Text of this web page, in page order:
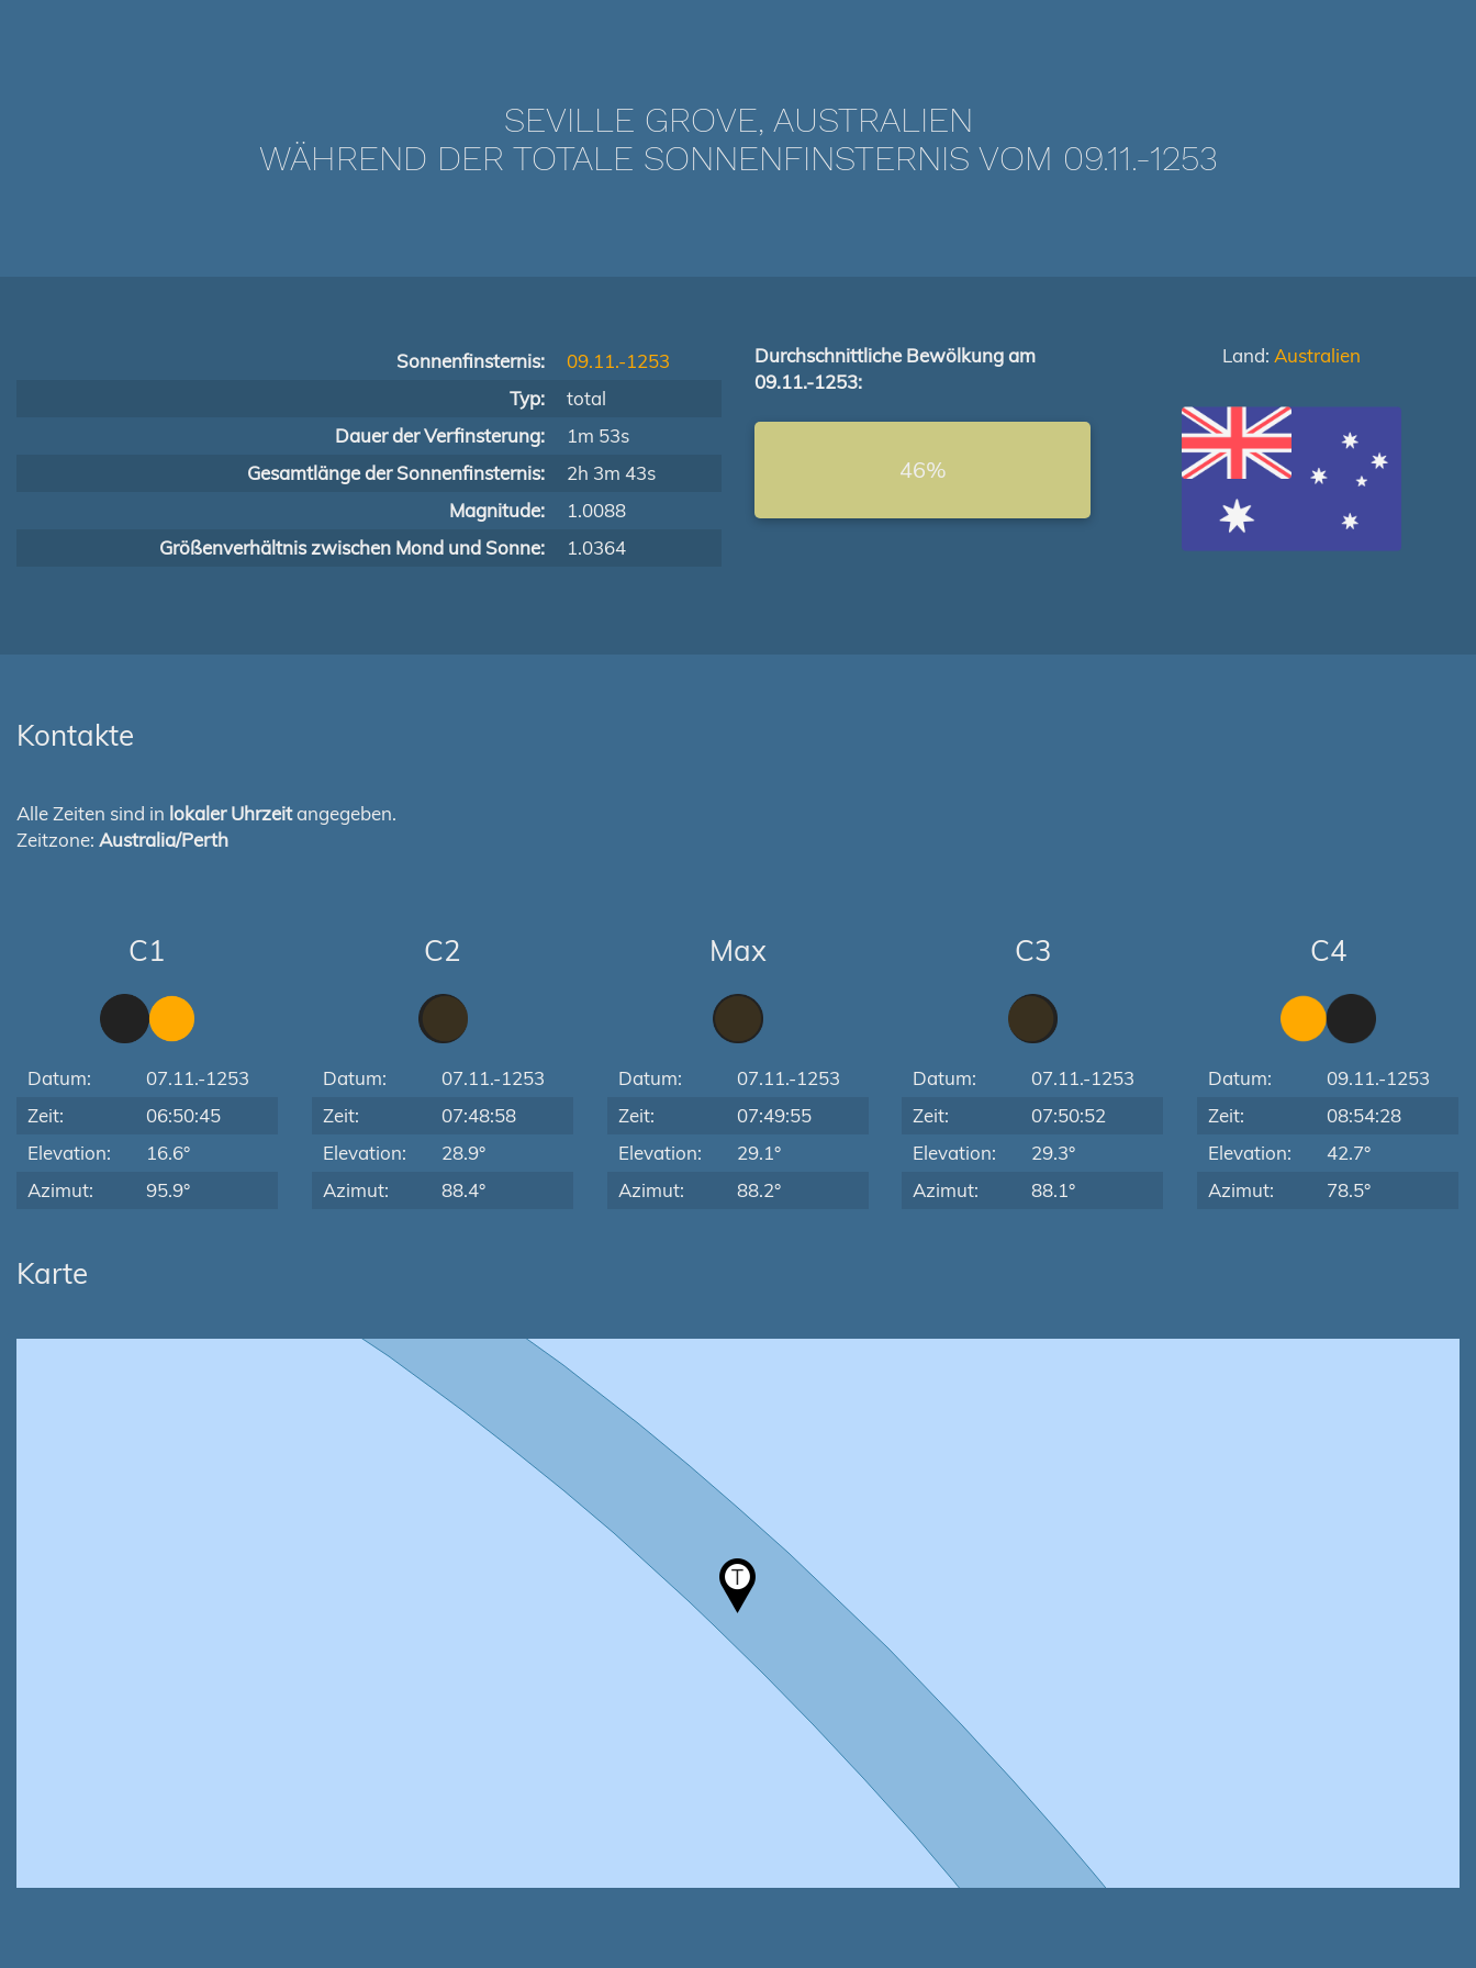
SEVILLE GROVE, AUSTRALIEN
WÄHREND DER TOTALE SONNENFINSTERNIS VOM 09.11.-1253
Sonnenfinsternis:
09.11.-1253
Typ:
total
Dauer der Verfinsterung:
1m 53s
Gesamtlänge der Sonnenfinsternis:
2h 3m 43s
Magnitude:
1.0088
Größenverhältnis zwischen Mond und Sonne:
1.0364
Durchschnittliche Bewölkung am
09.11.-1253:
46%
Land: Australien
Kontakte
Alle Zeiten sind in lokaler Uhrzeitangegeben.
Zeitzone: Australia/Perth
C1
Datum:
07.11.-1253
Zeit:
06:50:45
Elevation:
16.6°
Azimut:
95.9°
C2
Datum:
07.11.-1253
Zeit:
07:48:58
Elevation:
28.9°
Azimut:
88.4°
Max
Datum:
07.11.-1253
Zeit:
07:49:55
Elevation:
29.1°
Azimut:
88.2°
C3
Datum:
07.11.-1253
Zeit:
07:50:52
Elevation:
29.3°
Azimut:
88.1°
C4
Datum:
09.11.-1253
Zeit:
08:54:28
Elevation:
42.7°
Azimut:
78.5°
Karte